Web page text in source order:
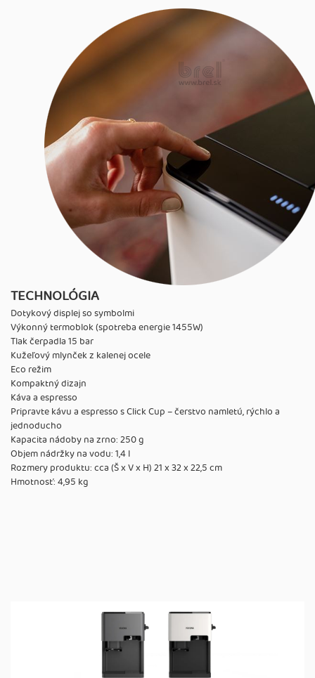
TECHNOLÓGIA
Dotykový displej so symbolmi
Výkonný termoblok (spotreba energie 1455W)
Tlak čerpadla 15 bar
Kužeľový mlynček z kalenej ocele
Eco režim
Kompaktný dizajn
Káva a espresso
Pripravte kávu a espresso s Click Cup – čerstvo namletú, rýchlo a
jednoducho
Kapacita nádoby na zrno: 250 g
Objem nádržky na vodu: 1,4 l
Rozmery produktu: cca (Š x V x H) 21 x 32 x 22,5 cm
Hmotnosť: 4,95 kg